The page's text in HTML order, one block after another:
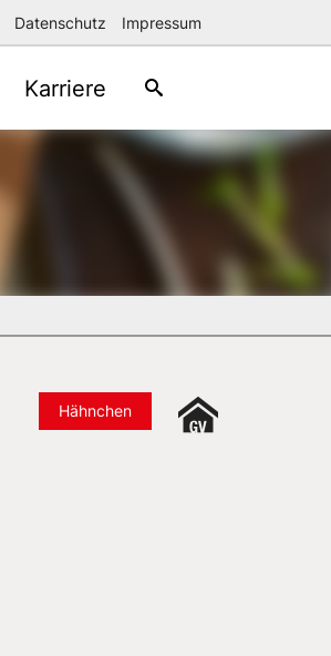
Datenschutz Impressum
Karriere
Hähnchen